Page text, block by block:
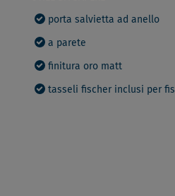
porta salvietta ad anello
a parete
finitura oro matt
tasseli fischer inclusi per